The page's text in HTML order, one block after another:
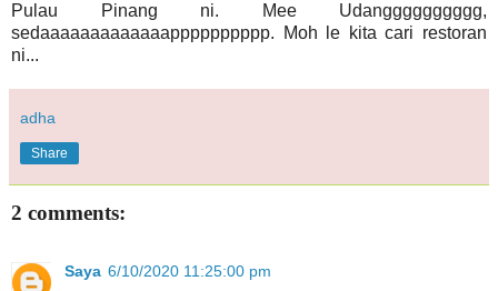
Pulau Pinang ni. Mee Udangggggggggg,
sedaaaaaaaaaaaaapppppppppp. Moh le kita cari restoran
ni...
adha
Share
2 comments:
Saya 6/10/2020 11:25:00 pm